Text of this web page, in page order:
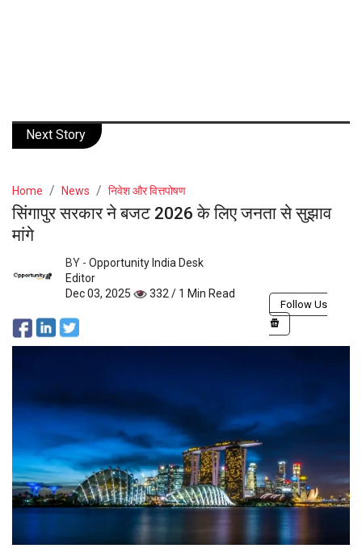
Next Story
Home News निवेश और वित्तपोषण
सिंगापुर सरकार ने बजट 2026 के लिए जनता से सुझाव
मांगे
BY - Opportunity India Desk
Editor
Dec 03, 2025
332 / 1 Min Read
Follow Us